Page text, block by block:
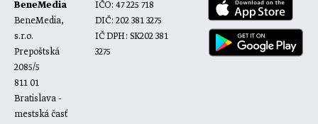
BeneMedia
BeneMedia,
s.r.o.
Prepoštská
2085/5
811 01
Bratislava -
mestská časť
IČO: 47 225 718
DIČ: 202 381 3275
IČ DPH: SK202 381
3275